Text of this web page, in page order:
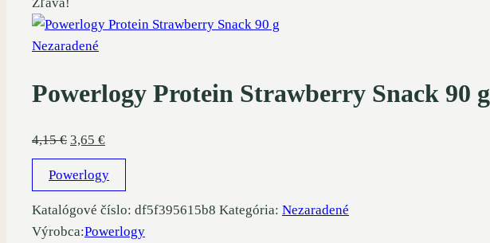
Zľava!
Nezaradené
Powerlogy Protein Strawberry Snack 90 g
4,15€ Pôvodná
cena
bola:
4,15 €.
3,65 €Aktuálna
cena
je:
3,65 €.
Powerlogy
Katalógové číslo: df5f395615b8 Kategória: Nezaradené
Výrobca:Powerlogy